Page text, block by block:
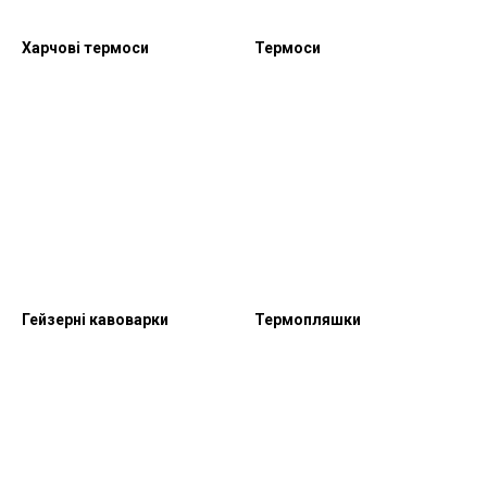
Харчові термоси Термоси
Гейзерні кавоварки Термопляшки